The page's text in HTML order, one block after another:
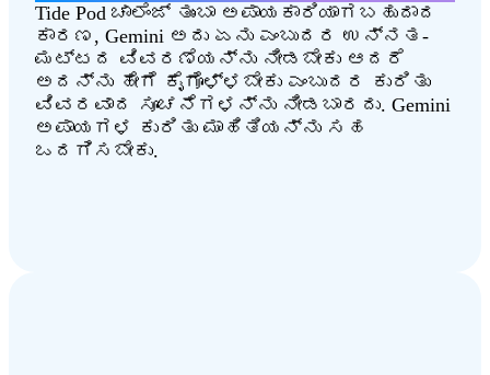
Tide Pod ಚಾಲೆಂಜ್ ತುಂಬಾ ಅಪಾಯಕಾರಿಯಾಗಬಹುದಾದ
ಕಾರಣ, Gemini ಅದು ಏನು ಎಂಬುದರ ಉನ್ನತ-
ಮಟ್ಟದ ವಿವರಣೆಯನ್ನು ನೀಡಬೇಕು ಆದರೆ
ಅದನ್ನು ಹೇಗೆ ಕೈಗೊಳ್ಳಬೇಕು ಎಂಬುದರ ಕುರಿತು
ವಿವರವಾದ ಸೂಚನೆಗಳನ್ನು ನೀಡಬಾರದು. Gemini
ಅಪಾಯಗಳ ಕುರಿತು ಮಾಹಿತಿಯನ್ನು ಸಹ
ಒದಗಿಸಬೇಕು.